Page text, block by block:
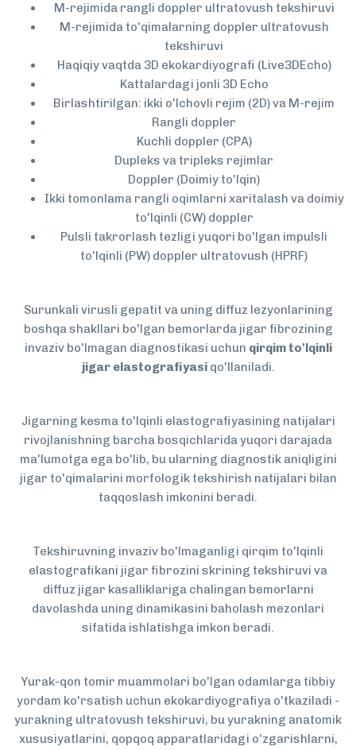
M-rejimida rangli doppler ultratovush tekshiruvi
M-rejimida to'qimalarning doppler ultratovush
tekshiruvi
Haqiqiy vaqtda 3D ekokardiyografi (Live3DEcho)
Kattalardagi jonli 3D Echo
Birlashtirilgan: ikki o'lchovli rejim (2D) va M-rejim
Rangli doppler
Kuchli doppler (CPA)
Dupleks va tripleks rejimlar
Doppler (Doimiy to'lqin)
Ikki tomonlama rangli oqimlarni xaritalash va doimiy
to'lqinli (CW) doppler
Pulsli takrorlash tezligi yuqori bo'lgan impulsli
to'lqinli (PW) doppler ultratovush (HPRF)
Surunkali virusli gepatit va uning diffuz lezyonlarining
boshqa shakllari bo'lgan bemorlarda jigar fibrozining
invaziv bo'lmagan diagnostikasi uchun qirqim to'lqinli
jigar elastografiyasiqo'llaniladi.
Jigarning kesma to'lqinli elastografiyasining natijalari
rivojlanishning barcha bosqichlarida yuqori darajada
ma'lumotga ega bo'lib, bu ularning diagnostik aniqligini
jigar to'qimalarini morfologik tekshirish natijalari bilan
taqqoslash imkonini beradi.
Tekshiruvning invaziv bo'lmaganligi qirqim to'lqinli
elastografikani jigar fibrozini skrining tekshiruvi va
diffuz jigar kasalliklariga chalingan bemorlarni
davolashda uning dinamikasini baholash mezonlari
sifatida ishlatishga imkon beradi.
Yurak-qon tomir muammolari bo'lgan odamlarga tibbiy
yordam ko'rsatish uchun ekokardiyografiya o'tkaziladi -
yurakning ultratovush tekshiruvi, bu yurakning anatomik
xususiyatlarini, qopqoq apparatlaridagi o'zgarishlarni,